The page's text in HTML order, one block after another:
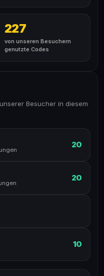
227
von unseren Besuchern
genutzte Codes
Besucher in diesem
20
20
10